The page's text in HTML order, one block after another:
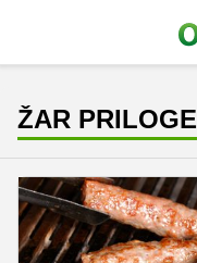
ŽAR PRILOGE